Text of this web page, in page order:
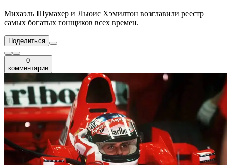
Михаэль Шумахер и Льюис Хэмилтон возглавили реестр
самых богатых гонщиков всех времен.
Поделиться
0
комментарии